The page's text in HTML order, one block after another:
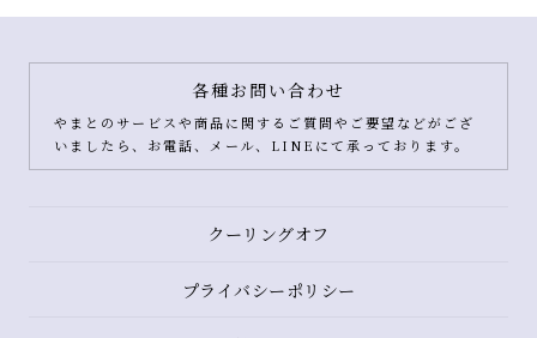
各種お問い合わせ
やまとのサービスや商品に関するご質問やご要望などがござ
いましたら、お電話、メール、LINEにて承っております。
クーリングオフ
プライバシーポリシー